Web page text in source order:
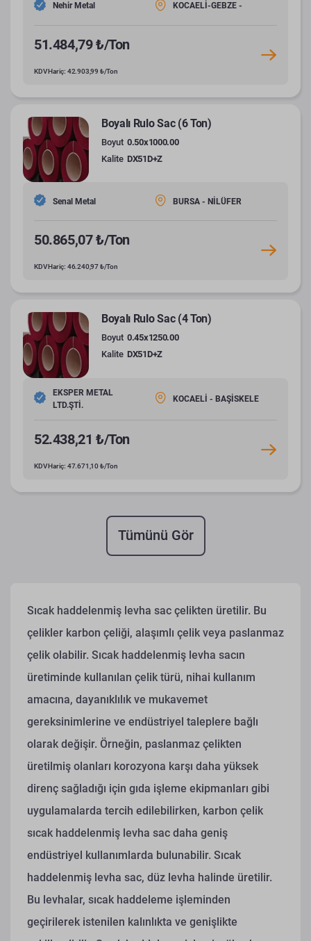
Nehir Metal KOCAELİ-GEBZE -
51.484,79 ₺/Ton
KDV Hariç: 42.903,99 ₺/Ton
Boyalı Rulo Sac (6 Ton)
Boyut 0.50x1000.00
Kalite DX51D+Z
Senal Metal BURSA - NİLÜFER
50.865,07 ₺/Ton
KDV Hariç: 46.240,97 ₺/Ton
Boyalı Rulo Sac (4 Ton)
Boyut 0.45x1250.00
Kalite DX51D+Z
EKSPER METAL
LTD.ŞTİ.
KOCAELİ - BAŞİSKELE
52.438,21 ₺/Ton
KDV Hariç: 47.671,10 ₺/Ton
Tümünü Gör
Sıcak haddelenmiş levha sac çelikten üretilir. Bu
çelikler karbon çeliği, alaşımlı çelik veya paslanmaz
çelik olabilir. Sıcak haddelenmiş levha sacın
üretiminde kullanılan çelik türü, nihai kullanım
amacına, dayanıklılık ve mukavemet
gereksinimlerine ve endüstriyel taleplere bağlı
olarak değişir. Örneğin, paslanmaz çelikten
üretilmiş olanları korozyona karşı daha yüksek
direnç sağladığı için gıda işleme ekipmanları gibi
uygulamalarda tercih edilebilirken, karbon çelik
sıcak haddelenmiş levha sac daha geniş
endüstriyel kullanımlarda bulunabilir. Sıcak
haddelenmiş levha sac, düz levha halinde üretilir.
Bu levhalar, sıcak haddeleme işleminden
geçirilerek istenilen kalınlıkta ve genişlikte